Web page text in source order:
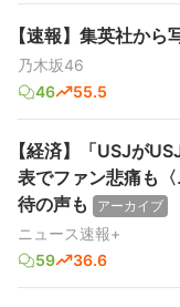
【速報】集英社から
乃木坂46
46
55.5
【経済】「USJが
表でファン悲痛も
待の声も
アーカイブ
ニュース速報+
59
36.6